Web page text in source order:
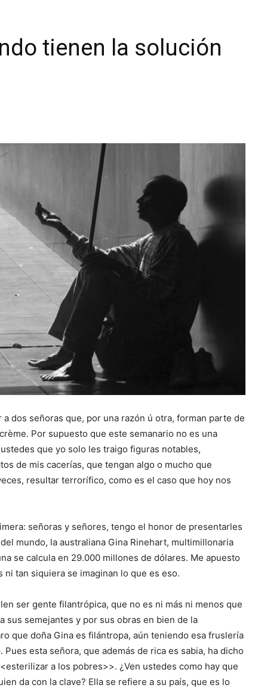
tienen la solución
dos señoras que, por una razón ú otra, forman parte de
Por supuesto que este semanario no es una
que yo solo les traigo figuras notables,
de mis cacerías, que tengan algo o mucho que
resultar terrorífico, como es el caso que hoy nos
señoras y señores, tengo el honor de presentarles
mundo, la australiana Gina Rinehart, multimillonaria
se calcula en 29.000 millones de dólares. Me apuesto
tan siquiera se imaginan lo que es eso.
ser gente filantrópica, que no es ni más ni menos que
sus semejantes y por sus obras en bien de la
que doña Gina es filántropa, aún teniendo esa fruslería
esta señora, que además de rica es sabia, ha dicho
a los pobres>>. ¿Ven ustedes como hay que
da con la clave? Ella se refiere a su país, que es lo